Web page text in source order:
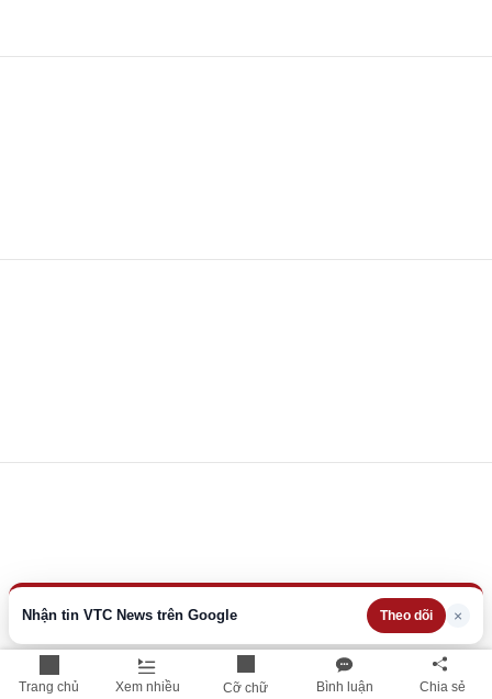
Trang chủ Xem nhiều Cỡ chữ Bình luận Chia sẻ
Nhận tin VTC News trên Google Theo dõi ×